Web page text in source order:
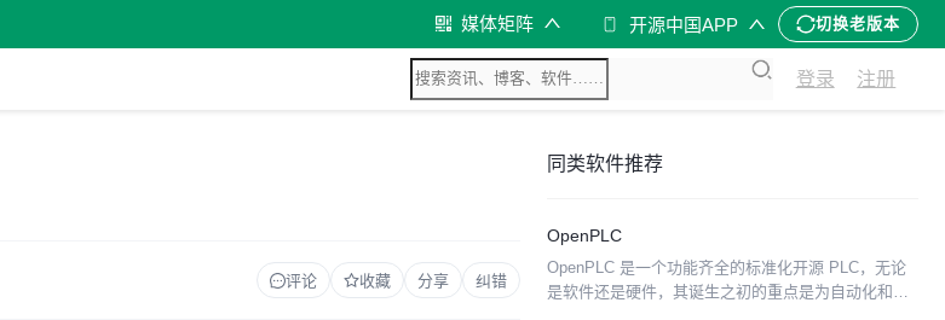
媒体矩阵 开源中国APP 切换老版本
登录 注册
评论 收藏 分享 纠错
同类软件推荐
OpenPLC
OpenPLC 是一个功能齐全的标准化开源 PLC，无论
是软件还是硬件，其诞生之初的重点是为自动化和相